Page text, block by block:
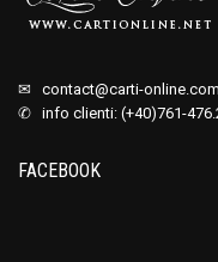
✉ contact@carti-online.com
✆ info clienti: (+40)761-
FACEBOOK